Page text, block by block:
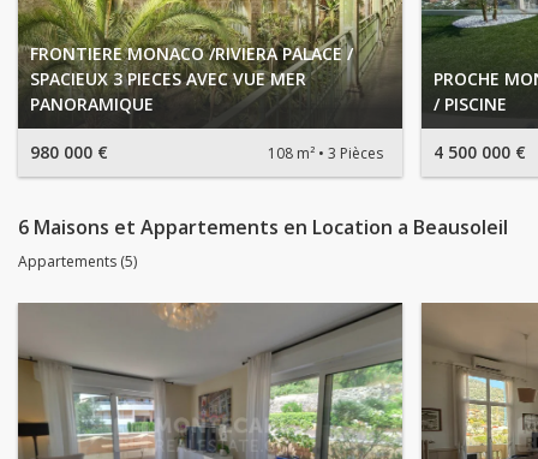
FRONTIERE MONACO /RIVIERA PALACE /
SPACIEUX 3 PIECES AVEC VUE MER
PANORAMIQUE
980 000 € 108 m² 3 Pièces
PROCHE
/ PISCINE
4 500 000 €
6 Maisons et Appartements en Location a Beausoleil
Appartements (5)